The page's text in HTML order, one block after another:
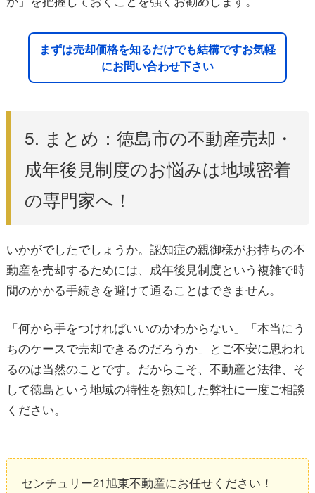
まずは売却価格を知るだけでも結構ですお気軽
にお問い合わせ下さい
5. まとめ：徳島市の不動産売却・
成年後見制度のお悩みは地域密着
の専門家へ！
いかがでしたでしょうか。認知症の親御様がお持ちの不
動産を売却するためには、成年後見制度という複雑で時
間のかかる手続きを避けて通ることはできません。
「何から手をつければいいのかわからない」「本当にう
ちのケースで売却できるのだろうか」とご不安に思われ
るのは当然のことです。だからこそ、不動産と法律、そ
して徳島という地域の特性を熟知した弊社に一度ご相談
ください。
センチュリー21旭東不動産にお任せください！